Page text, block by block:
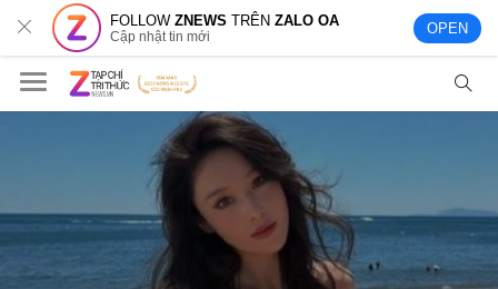
FOLLOWZNEWS TRÊNZALO OA
Cập nhật tin mới OPEN